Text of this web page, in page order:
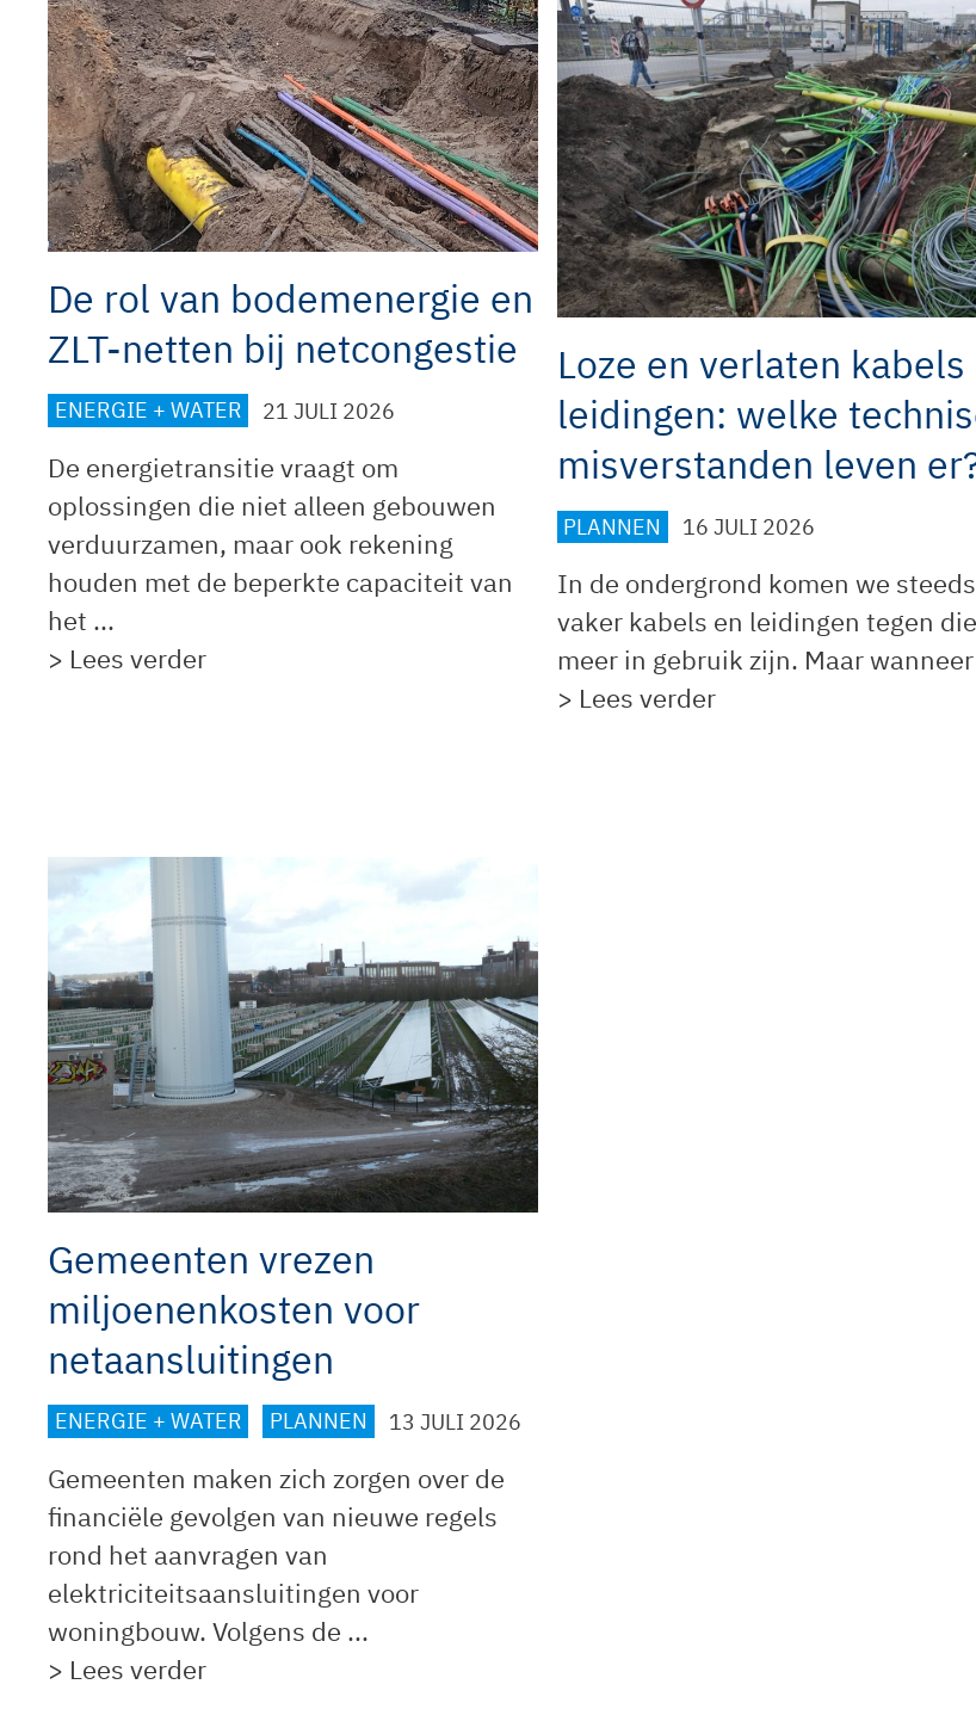
De rol van bodemenergie en
ZLT-netten bij netcongestie
ENERGIE + WATER 21 JULI 2026
De energietransitie vraagt om
oplossingen die niet alleen gebouwen
verduurzamen, maar ook rekening
houden met de beperkte capaciteit van
het ...
> Lees verder
Loze en verlaten kabels
leidingen: welke
misverstanden leven
PLANNEN 16 JULI 2026
In de ondergrond komen we steeds
vaker kabels en leidingen tegen
meer in gebruik zijn. Maar
> Lees verder
Gemeenten vrezen
miljoenenkosten voor
netaansluitingen
ENERGIE + WATER PLANNEN 13 JULI 2026
Gemeenten maken zich zorgen over de
financiële gevolgen van nieuwe regels
rond het aanvragen van
elektriciteitsaansluitingen voor
woningbouw. Volgens de ...
> Lees verder